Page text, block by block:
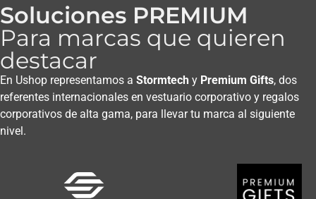
Soluciones PREMIUM
Para marcas que quieren
destacar
En Ushop representamos a Stormtech y Premium Gifts, dos
referentes internacionales en vestuario corporativo y regalos
corporativos de alta gama, para llevar tu marca al siguiente
nivel.